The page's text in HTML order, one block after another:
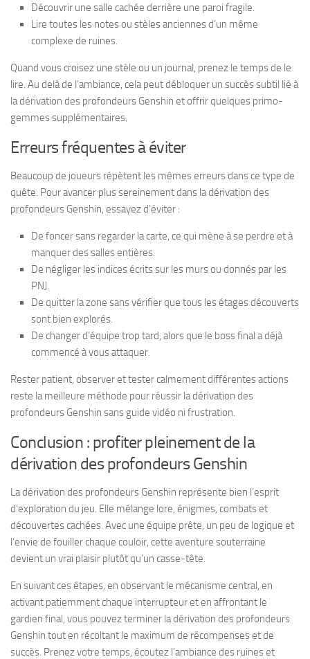
Découvrir une salle cachée derrière une paroi fragile.
Lire toutes les notes ou stèles anciennes d’un même
complexe de ruines.
Quand vous croisez une stèle ou un journal, prenez le temps de le
lire. Au delà de l’ambiance, cela peut débloquer un succès subtil lié à
la dérivation des profondeurs Genshin et offrir quelques primo-
gemmes supplémentaires.
Erreurs fréquentes à éviter
Beaucoup de joueurs répètent les mêmes erreurs dans ce type de
quête. Pour avancer plus sereinement dans la dérivation des
profondeurs Genshin, essayez d’éviter :
De foncer sans regarder la carte, ce qui mène à se perdre et à
manquer des salles entières.
De négliger les indices écrits sur les murs ou donnés par les
PNJ.
De quitter la zone sans vérifier que tous les étages découverts
sont bien explorés.
De changer d’équipe trop tard, alors que le boss final a déjà
commencé à vous attaquer.
Rester patient, observer et tester calmement différentes actions
reste la meilleure méthode pour réussir la dérivation des
profondeurs Genshin sans guide vidéo ni frustration.
Conclusion : profiter pleinement de la
dérivation des profondeurs Genshin
La dérivation des profondeurs Genshin représente bien l’esprit
d’exploration du jeu. Elle mélange lore, énigmes, combats et
découvertes cachées. Avec une équipe prête, un peu de logique et
l’envie de fouiller chaque couloir, cette aventure souterraine
devient un vrai plaisir plutôt qu’un casse-tête.
En suivant ces étapes, en observant le mécanisme central, en
activant patiemment chaque interrupteur et en affrontant le
gardien final, vous pouvez terminer la dérivation des profondeurs
Genshin tout en récoltant le maximum de récompenses et de
succès. Prenez votre temps, écoutez l’ambiance des ruines et